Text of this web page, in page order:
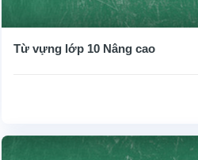
Từ vựng lớp 10 Nâng cao